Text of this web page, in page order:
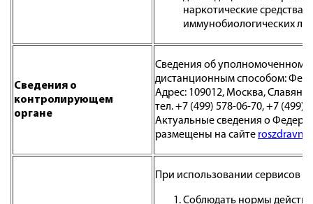
наркотические средства
иммунобиологических
Сведения о
контролирующем
органе
Сведения об уполномоченном
дистанционным способом:
Адрес: 109012, Москва,
тел. +7 (499) 578-06-70, +7 (499)
Актуальные сведения о
размещены на сайте
При использовании сервисов
Соблюдать нормы